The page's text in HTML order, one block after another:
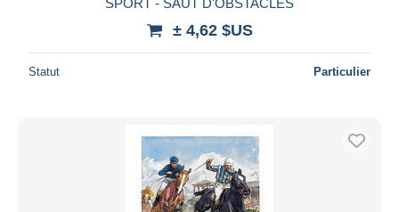
± 4,62 $US
Statut Particulier